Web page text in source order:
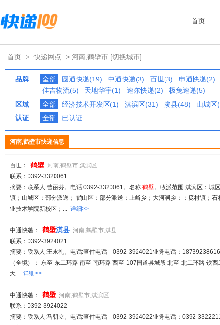
首页
首页 > 快递网点 > 河南,鹤壁市 [切换城市]
品牌 全部 圆通快递(19) 中通快递(3) 百世(3)
申通快递(2)
佳吉物流(5)
天地华宇(1) 速尔快递(2)
极兔速递(5)
区域
全部 经济技术开发区(1) 淇滨区(31) 浚县(48)
山城区
认证
全部 已认证
河南,鹤壁市快递信息
百世： 鹤壁 河南,鹤壁市,淇滨区
联系：0392-3320061
摘要：联系人:曹丽芬。电话:0392-3320061。名称:鹤壁。收派范围:淇滨区：城
镇；山城区：部分派送； 鹤山区：部分派送；上峪乡；大河涧乡；；庞村镇；石
业技术学院新校区；... 详细>>
中通快递： 鹤壁淇县 河南,鹤壁市,淇县
联系：0392-3924021
摘要：联系人:王永礼。电话:查件电话：0392-3924021业务电话：
（全境）： 东至-东二环路 南至-南环路 西至-107国道县城段 北至-北二环路 铁
天... 详细>>
中通快递： 鹤壁 河南,鹤壁市,淇滨区
联系：0392-3924022
摘要：联系人:马朝立。电话:查件电话：0392-3924022业务电话：0392-